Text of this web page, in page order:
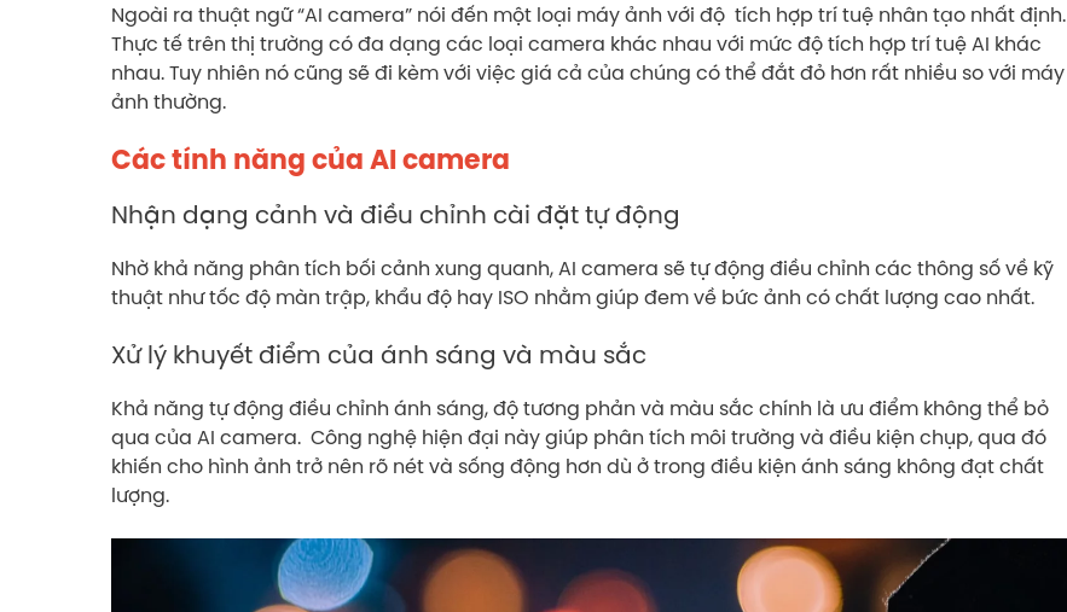
Ngoài ra thuật ngữ “AI camera” nói đến một loại máy ảnh với độ tích hợp trí tuệ nhân tạo nhất định.
Thực tế trên thị trường có đa dạng các loại camera khác nhau với mức độ tích hợp trí tuệ AI khác
nhau. Tuy nhiên nó cũng sẽ đi kèm với việc giá cả của chúng có thể đắt đỏ hơn rất nhiều so với máy
ảnh thường.
Các tính năng của AI camera
Nhận dạng cảnh và điều chỉnh cài đặt tự động
Nhờ khả năng phân tích bối cảnh xung quanh, AI camera sẽ tự động điều chỉnh các thông số về kỹ
thuật như tốc độ màn trập, khẩu độ hay ISO nhằm giúp đem về bức ảnh có chất lượng cao nhất.
Xử lý khuyết điểm của ánh sáng và màu sắc
Khả năng tự động điều chỉnh ánh sáng, độ tương phản và màu sắc chính là ưu điểm không thể bỏ
qua của AI camera. Công nghệ hiện đại này giúp phân tích môi trường và điều kiện chụp, qua đó
khiến cho hình ảnh trở nên rõ nét và sống động hơn dù ở trong điều kiện ánh sáng không đạt chất
lượng.